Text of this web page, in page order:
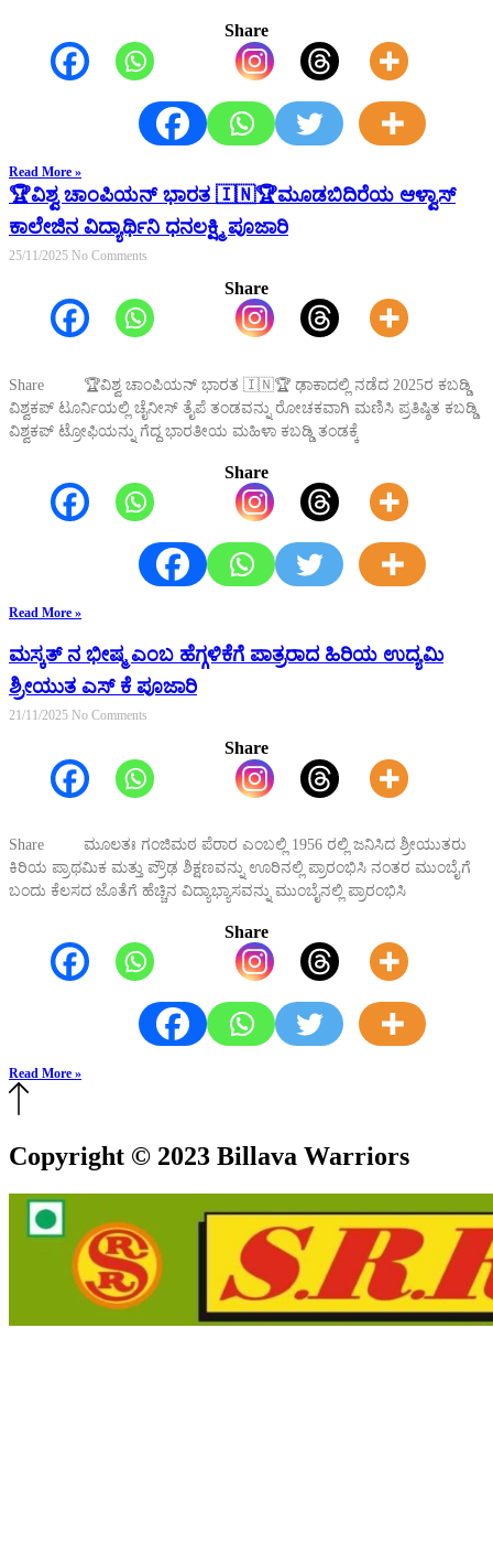
Share
Read More »
🏆ವಿಶ್ವ ಚಾಂಪಿಯನ್ ಭಾರತ 🇮🇳🏆ಮೂಡಬಿದಿರೆಯ ಆಳ್ವಾಸ್
ಕಾಲೇಜಿನ ವಿದ್ಯಾರ್ಥಿನಿ ಧನಲಕ್ಷ್ಮಿ ಪೂಜಾರಿ
25/11/2025 No Comments
Share
Share 🏆ವಿಶ್ವ ಚಾಂಪಿಯನ್ ಭಾರತ 🇮🇳🏆 ಢಾಕಾದಲ್ಲಿ ನಡೆದ 2025ರ ಕಬಡ್ಡಿ
ವಿಶ್ವಕಪ್ ಟೂರ್ನಿಯಲ್ಲಿ ಚೈನೀಸ್ ತೈಪೆ ತಂಡವನ್ನು ರೋಚಕವಾಗಿ ಮಣಿಸಿ ಪ್ರತಿಷ್ಠಿತ ಕಬಡ್ಡಿ
ವಿಶ್ವಕಪ್ ಟ್ರೋಫಿಯನ್ನು ಗೆದ್ದ ಭಾರತೀಯ ಮಹಿಳಾ ಕಬಡ್ಡಿ ತಂಡಕ್ಕೆ
Share
Read More »
ಮಸ್ಕತ್ ನ ಭೀಷ್ಮ ಎಂಬ ಹೆಗ್ಗಳಿಕೆಗೆ ಪಾತ್ರರಾದ ಹಿರಿಯ ಉದ್ಯಮಿ
ಶ್ರೀಯುತ ಎಸ್ ಕೆ ಪೂಜಾರಿ
21/11/2025 No Comments
Share
Share ಮೂಲತಃ ಗಂಜಿಮಠ ಪೆರಾರ ಎಂಬಲ್ಲಿ 1956 ರಲ್ಲಿ ಜನಿಸಿದ ಶ್ರೀಯುತರು
ಕಿರಿಯ ಪ್ರಾಥಮಿಕ ಮತ್ತು ಪ್ರೌಢ ಶಿಕ್ಷಣವನ್ನು ಊರಿನಲ್ಲಿ ಪ್ರಾರಂಭಿಸಿ ನಂತರ ಮುಂಬೈಗೆ
ಬಂದು ಕೆಲಸದ ಜೊತೆಗೆ ಹೆಚ್ಚಿನ ವಿದ್ಯಾಭ್ಯಾಸವನ್ನು ಮುಂಬೈನಲ್ಲಿ ಪ್ರಾರಂಭಿಸಿ
Share
Read More »
Copyright © 2023 Billava Warriors